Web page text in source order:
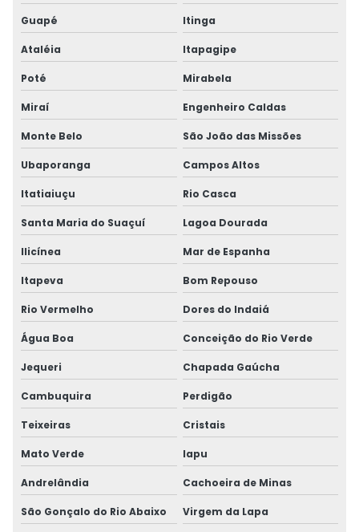
Guapé Itinga
Ataléia Itapagipe
Poté Mirabela
Miraí Engenheiro Caldas
Monte Belo São João das Missões
Ubaporanga Campos Altos
Itatiaiuçu Rio Casca
Santa Maria do Suaçuí Lagoa Dourada
Ilicínea Mar de Espanha
Itapeva Bom Repouso
Rio Vermelho Dores do Indaiá
Água Boa Conceição do Rio Verde
Jequeri Chapada Gaúcha
Cambuquira Perdigão
Teixeiras Cristais
Mato Verde Iapu
Andrelândia Cachoeira de Minas
São Gonçalo do Rio Abaixo Virgem da Lapa